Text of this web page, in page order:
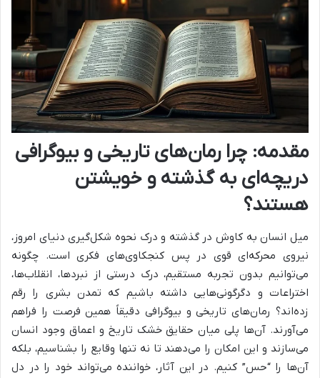
مقدمه: چرا رمان‌های تاریخی و بیوگرافی
دریچه‌ای به گذشته و خویشتن
هستند؟
میل انسان به کاوش در گذشته و درک نحوه شکل‌گیری دنیای امروز،
نیروی محرکه‌ای قوی در پس کنجکاوی‌های فکری است. چگونه
می‌توانیم بدون تجربه مستقیم، درک درستی از نبردها، انقلاب‌ها،
اختراعات و دگرگونی‌هایی داشته باشیم که تمدن بشری را رقم
زده‌اند؟ رمان‌های تاریخی و بیوگرافی دقیقاً همین فرصت را فراهم
می‌آورند. آن‌ها پلی میان حقایق خشک تاریخ و اعماق وجود انسان
می‌سازند و این امکان را می‌دهند تا نه تنها وقایع را بشناسیم، بلکه
آن‌ها را “حس” کنیم. در این آثار، خواننده می‌تواند خود را در دل